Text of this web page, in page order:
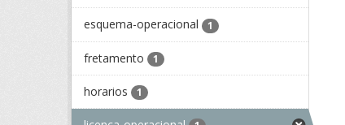
esquema-operacional 1
fretamento 1
horarios 1